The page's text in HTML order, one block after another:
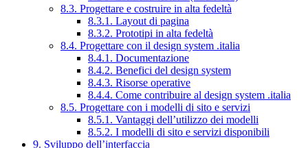
8.3. Progettare e costruire in alta fedeltà
8.3.1. Layout di pagina
8.3.2. Prototipi in alta fedeltà
8.4. Progettare con il design system .italia
8.4.1. Documentazione
8.4.2. Benefici del design system
8.4.3. Risorse operative
8.4.4. Come contribuire al design system .italia
8.5. Progettare con i modelli di sito e servizi
8.5.1. Vantaggi dell’utilizzo dei modelli
8.5.2. I modelli di sito e servizi disponibili
9. Sviluppo dell’interfaccia